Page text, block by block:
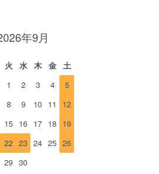
年9月
火 水 木 金
土
1
2 3 4
5
8 9 10 11
12
15 16 17 18 19
22 23 24 25 26
29 30